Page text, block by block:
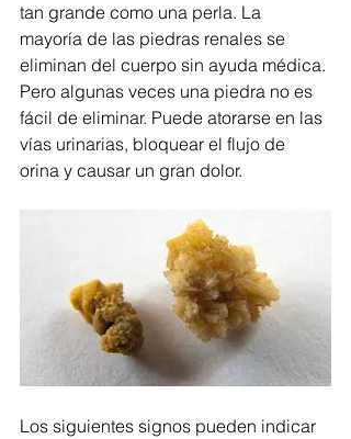
tan grande como una perla. La
mayoría de las piedras renales se
eliminan del cuerpo sin ayuda médica.
Pero algunas veces una piedra no es
fácil de eliminar. Puede atorarse en las
vías urinarias, bloquear el flujo de
orina y causar un gran dolor.
Los siguientes signos pueden indicar